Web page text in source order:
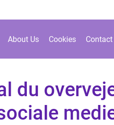
About Us Cookies Contact
du